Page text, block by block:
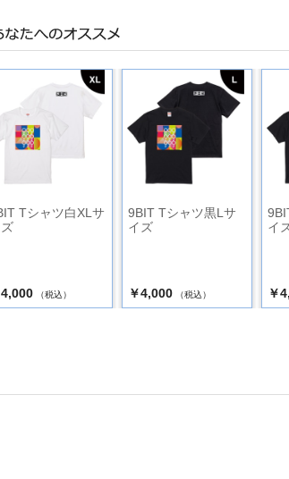
Tシャツ白XLサ
4,000 （税込）
9BIT Tシャツ黒Lサ
イズ
￥4,000 （税込）
イ
￥